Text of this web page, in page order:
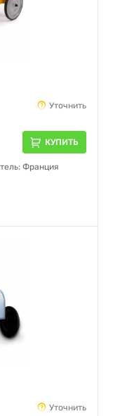
Уточнить
КУПИТЬ
Франция
Уточнить